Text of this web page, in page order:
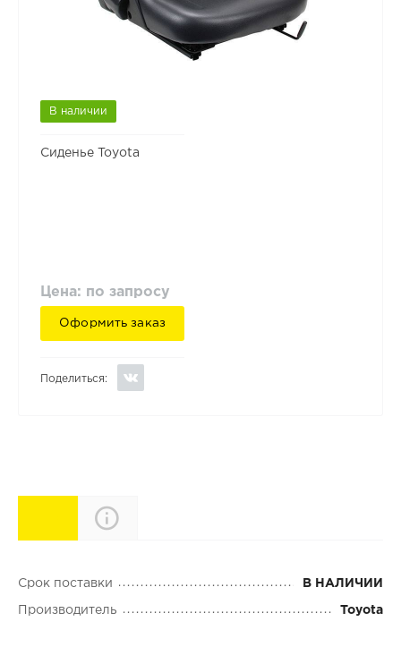
В наличии
Сиденье Toyota
Цена: по запросу
Оформить заказ
Поделиться:
Характеристики
Срок поставки В НАЛИЧИИ
Производитель Toyota